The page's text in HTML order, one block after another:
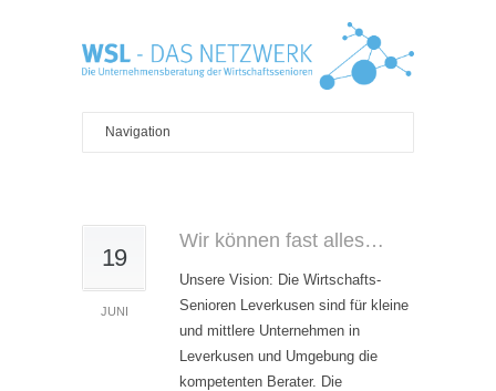
19
JUNI
Wir können fast alles…
Unsere Vision: Die Wirtschafts-
Senioren Leverkusen sind für kleine
und mittlere Unternehmen in
Leverkusen und Umgebung die
kompetenten Berater. Die